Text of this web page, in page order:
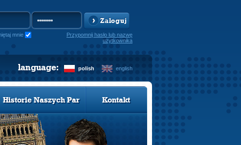
Zaloguj
mnie
Przypomnij hasło lub nazwę
użytkownika
polish english
language:
Historie Naszych Par Kontakt